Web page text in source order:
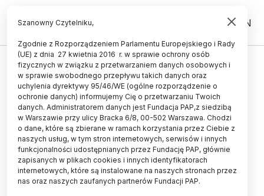
PL EN
UCZELNIE I INSTYTUCJE
Udana komercjalizacja prac
krakowskich chemików
13.08.2008
aktualizacja: 13.08.2008
1 minuta czytania
Szanowny Czytelniku,
Zgodnie z Rozporządzeniem Parlamentu Europejskiego i Rady
(UE) z dnia 27 kwietnia 2016 r. w sprawie ochrony osób
fizycznych w związku z przetwarzaniem danych osobowych i
w sprawie swobodnego przepływu takich danych oraz
uchylenia dyrektywy 95/46/WE (ogólne rozporządzenie o
ochronie danych) informujemy Cię o przetwarzaniu Twoich
danych. Administratorem danych jest Fundacja PAP,z siedzibą
w Warszawie przy ulicy Bracka 6/8, 00-502 Warszawa. Chodzi
o dane, które są zbierane w ramach korzystania przez Ciebie z
naszych usług, w tym stron internetowych, serwisów i innych
funkcjonalności udostępnianych przez Fundację PAP, głównie
zapisanych w plikach cookies i innych identyfikatorach
internetowych, które są instalowane na naszych stronach przez
nas oraz naszych zaufanych partnerów Fundacji PAP.